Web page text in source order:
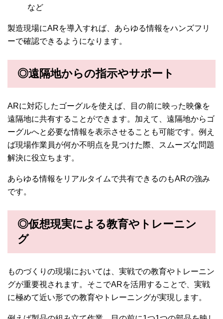
など
製造現場にARを導入すれば、あらゆる情報をハンズフリ
ーで確認できるようになります。
◎遠隔地からの指示やサポート
ARに対応したゴーグルを使えば、目の前に映った映像を
遠隔地に共有することができます。加えて、遠隔地からゴ
ーグルへと必要な情報を表示させることも可能です。例え
ば現場作業員が何か不明点を見つけた際、スムーズな問題
解決に役立ちます。
あらゆる情報をリアルタイムで共有できるのもARの強み
です。
◎仮想現実による教育やトレーニン
グ
ものづくりの現場においては、実戦での教育やトレーニン
グが重要視されます。そこでARを活用することで、実戦
に極めて近い形での教育やトレーニングが実現します。